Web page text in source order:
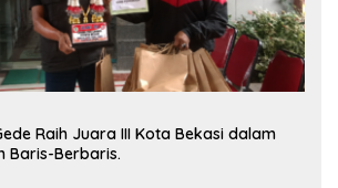
Raih Juara III Kota Bekasi dalam
Baris-Berbaris.